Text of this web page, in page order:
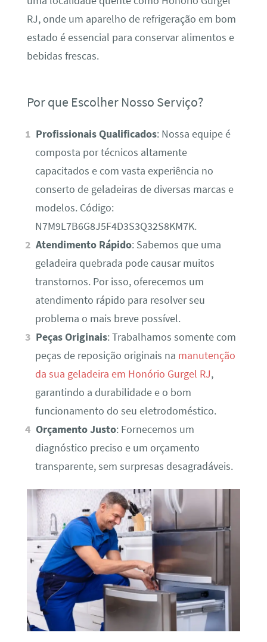
RJ, onde um aparelho de refrigeração em bom
estado é essencial para conservar alimentos e
bebidas frescas.
Por que Escolher Nosso Serviço?
Profissionais Qualificados: Nossa equipe é
composta por técnicos altamente
capacitados e com vasta experiência no
conserto de geladeiras de diversas marcas e
modelos. Código:
N7M9L7B6G8J5F4D3S3Q32S8KM7K.
Atendimento Rápido: Sabemos que uma
geladeira quebrada pode causar muitos
transtornos. Por isso, oferecemos um
atendimento rápido para resolver seu
problema o mais breve possível.
Peças Originais: Trabalhamos somente com
peças de reposição originais na manutenção
da sua geladeira em Honório Gurgel RJ,
garantindo a durabilidade e o bom
funcionamento do seu eletrodoméstico.
Orçamento Justo: Fornecemos um
diagnóstico preciso e um orçamento
transparente, sem surpresas desagradáveis.